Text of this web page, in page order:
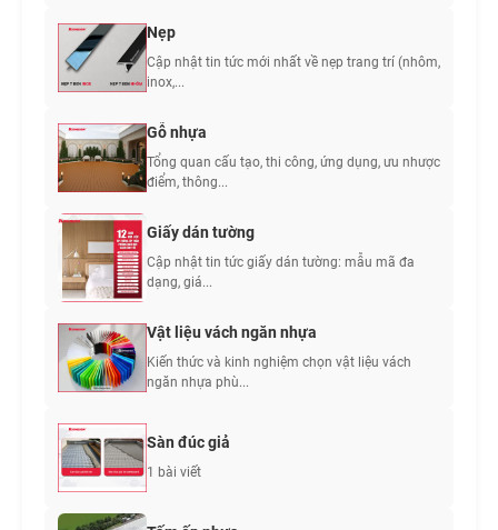
Nẹp
Cập nhật tin tức mới nhất về nẹp trang trí (nhôm,
inox,...
Gỗ nhựa
Tổng quan cấu tạo, thi công, ứng dụng, ưu nhược
điểm, thông...
Giấy dán tường
Cập nhật tin tức giấy dán tường: mẫu mã đa
dạng, giá...
Vật liệu vách ngăn nhựa
Kiến thức và kinh nghiệm chọn vật liệu vách
ngăn nhựa phù...
Sàn đúc giả
1 bài viết